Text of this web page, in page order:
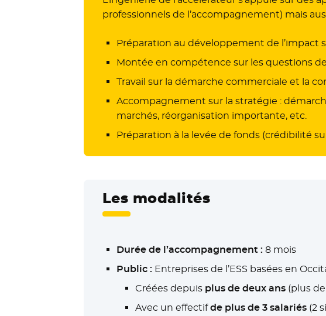
professionnels de l’accompagnement) mais
Préparation au développement de l’impact
Montée en compétence sur les questions
Travail sur la démarche commerciale et la
Accompagnement sur la stratégie :
marchés, réorganisation importante, etc.
Préparation à la levée de fonds (crédibilité
Les modalités
Durée de l’accompagnement :8 mois
Public :Entreprises de l’ESS basées en
Créées depuis plus de deux ans(plus de
Avec un effectifde plus de 3 salariés(2